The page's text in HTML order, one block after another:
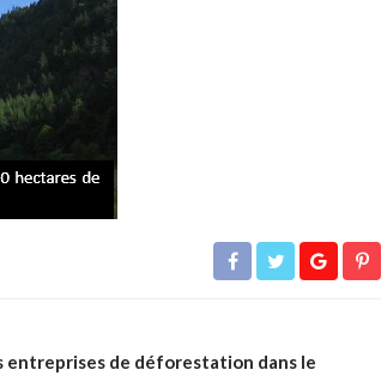
entreprises de déforestation dans le